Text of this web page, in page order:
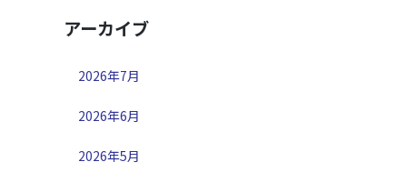
アーカイブ
2026年7月
2026年6月
2026年5月